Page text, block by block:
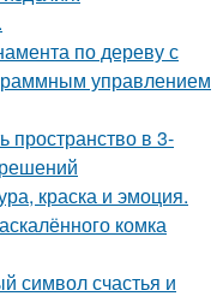
по дереву с
управлением
пространство в 3-
краска и эмоция.
комка
символ счастья и